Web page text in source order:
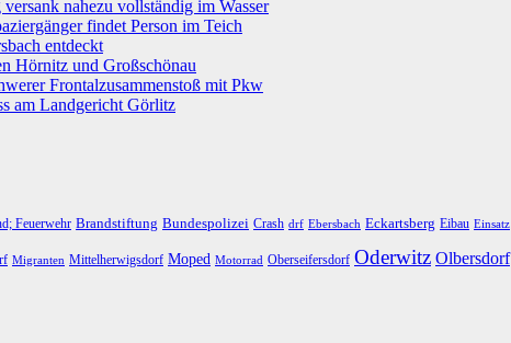
nahezu vollständig im Wasser
findet Person im Teich
entdeckt
Hörnitz und Großschönau
Frontalzusammenstoß mit Pkw
am Landgericht Görlitz
Feuerwehr Brandstiftung Bundespolizei Crash drf Ebersbach Eckartsberg Eibau Einsatz
Migranten Mittelherwigsdorf Moped Motorrad Oberseifersdorf Oderwitz Olbersdorf